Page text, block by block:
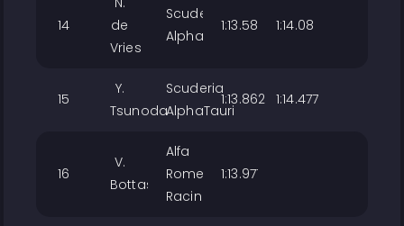
14
de
Vries
Scuderia
AlphaTauri
1:13.581 1:14.083
15
Y.
Tsunoda
Scuderia
AlphaTauri
1:13.862 1:14.477
16
V.
Bottas
Alfa
Romeo
Racing
1:13.977